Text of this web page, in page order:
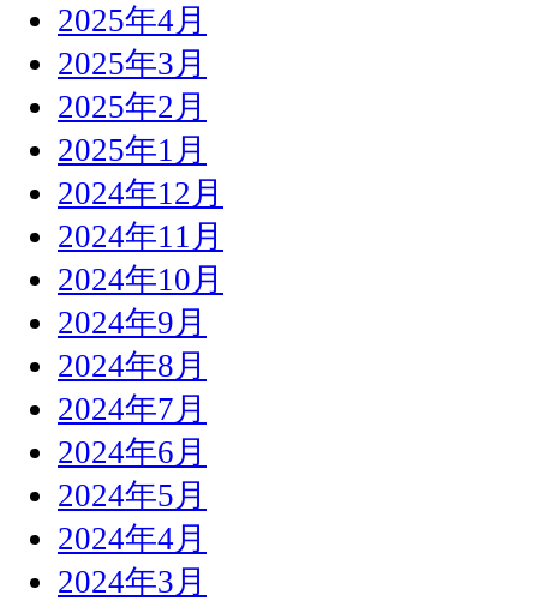
2025年4月
2025年3月
2025年2月
2025年1月
2024年12月
2024年11月
2024年10月
2024年9月
2024年8月
2024年7月
2024年6月
2024年5月
2024年4月
2024年3月